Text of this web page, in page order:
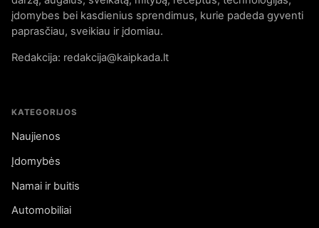
įdomybes bei kasdienius sprendimus, kurie padeda gyventi
paprasčiau, sveikiau ir įdomiau.
Redakcija: redakcija@kaipkada.lt
KATEGORIJOS
Naujienos
Įdomybės
Namai ir buitis
Automobiliai